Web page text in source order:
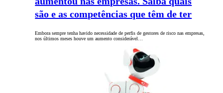
são e as competências que têm de ter
Embora sempre tenha havido necessidade de perfis de gestores de risco nas empresas,
nos últimos meses houve um aumento considerável…